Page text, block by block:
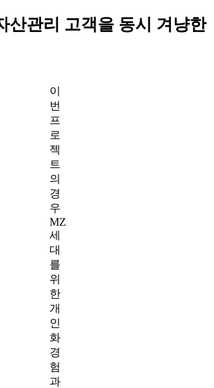
산관리 고객을 동시 겨냥한
이
번
프
로
젝
트
의
경
우
MZ
세
대
를
위
한
개
인
화
경
험
과